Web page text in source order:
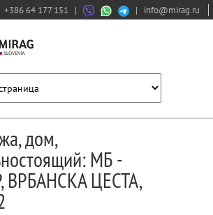
+386 64 177 151 | | info@mirag.ru
дом,
МБ -
ВРБАНСКА ЦЕСТА,